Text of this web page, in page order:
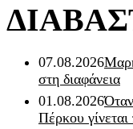
07.08.2026
στη διαφάνεια
01.08.2026
Πέρκου γίνεται